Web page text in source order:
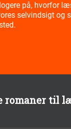
på, hvorfor
selvindsigt og
romaner til